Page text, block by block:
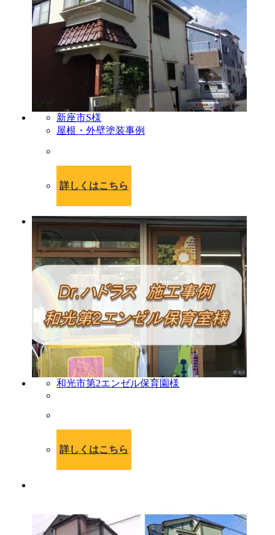
新座市S様
屋根・外壁塗装事例
詳しくはこちら
和光市第2エンゼル保育園様
詳しくはこちら